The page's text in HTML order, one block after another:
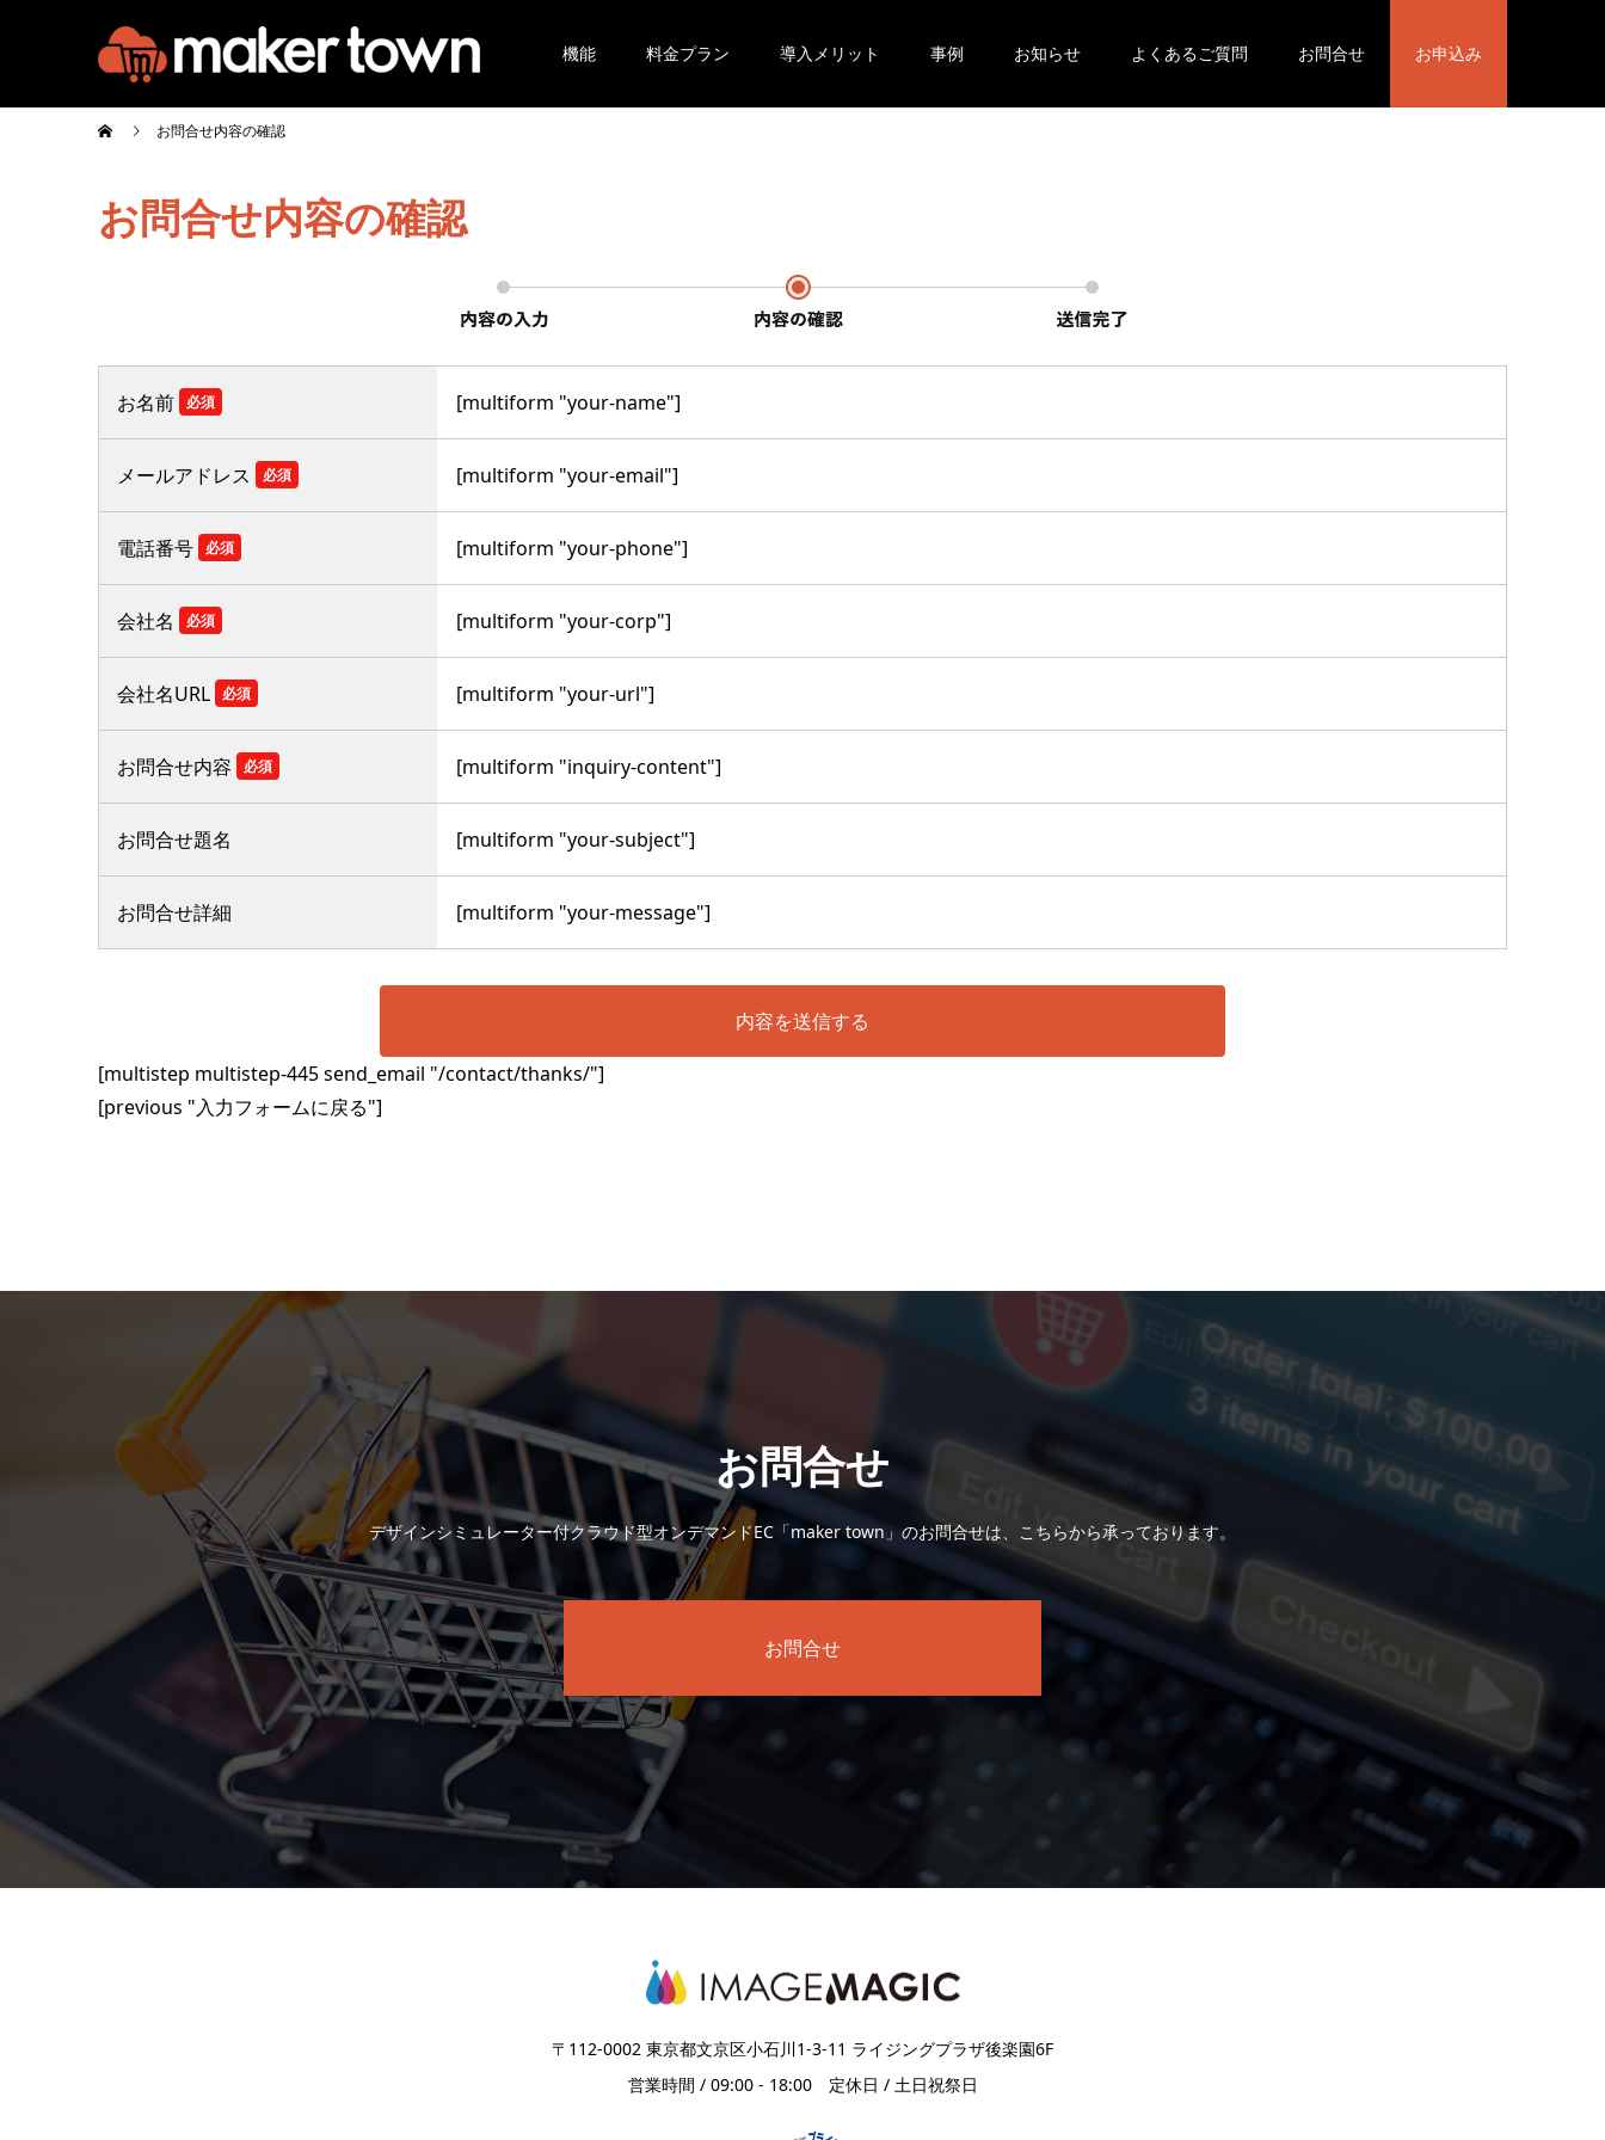
機能 料金プラン 導入メリット 事例 お知らせ よくあるご質問 お問合せ お申込み
お問合せ内容の確認
お問合せ内容の確認
お名前 必須 [multiform "your-name"]
メールアドレス 必須 [multiform "your-email"]
電話番号 必須 [multiform "your-phone"]
会社名 必須 [multiform "your-corp"]
会社名URL 必須 [multiform "your-url"]
お問合せ内容 必須 [multiform "inquiry-content"]
お問合せ題名 [multiform "your-subject"]
お問合せ詳細 [multiform "your-message"]
[multistep multistep-445 send_email "/contact/thanks/"]
[previous "入力フォームに戻る"]
お問合せ
デザインシミュレーター付クラウド型オンデマンドEC「maker town」のお問合せは、こちらから承っております。
お問合せ
〒112-0002 東京都文京区小石川1-3-11 ライジングプラザ後楽園6F
営業時間 / 09:00 - 18:00 定休日 / 土日祝祭日